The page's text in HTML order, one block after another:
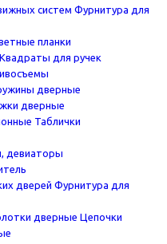
Фурнитура для
планки
Квадраты для ручек
дверные
дверные
Таблички
девиаторы
Фурнитура для
Цепочки